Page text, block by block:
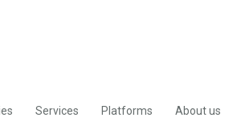
Services Platforms About us